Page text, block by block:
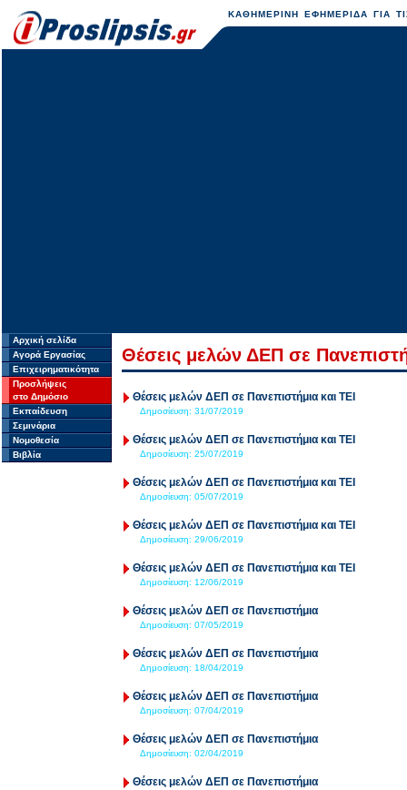
ΚΑΘΗΜΕΡΙΝΗ ΕΦΗΜΕΡΙΔΑ ΓΙΑ
Αρχική σελίδα
Αγορά Εργασίας
Επιχειρηματικότητα
Προσλήψεις
στο Δημόσιο
Εκπαίδευση
Σεμινάρια
Νομοθεσία
Βιβλία
Θέσεις μελών ΔΕΠ σε
Θέσεις μελών ΔΕΠ σε Πανεπιστήμια και ΤΕΙ
Δημοσίευση: 31/07/2019
Θέσεις μελών ΔΕΠ σε Πανεπιστήμια και ΤΕΙ
Δημοσίευση: 25/07/2019
Θέσεις μελών ΔΕΠ σε Πανεπιστήμια και ΤΕΙ
Δημοσίευση: 05/07/2019
Θέσεις μελών ΔΕΠ σε Πανεπιστήμια και ΤΕΙ
Δημοσίευση: 29/06/2019
Θέσεις μελών ΔΕΠ σε Πανεπιστήμια και ΤΕΙ
Δημοσίευση: 12/06/2019
Θέσεις μελών ΔΕΠ σε Πανεπιστήμια
Δημοσίευση: 07/05/2019
Θέσεις μελών ΔΕΠ σε Πανεπιστήμια
Δημοσίευση: 18/04/2019
Θέσεις μελών ΔΕΠ σε Πανεπιστήμια
Δημοσίευση: 07/04/2019
Θέσεις μελών ΔΕΠ σε Πανεπιστήμια
Δημοσίευση: 02/04/2019
Θέσεις μελών ΔΕΠ σε Πανεπιστήμια